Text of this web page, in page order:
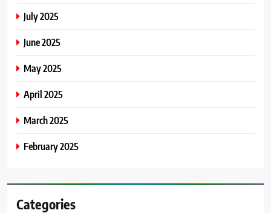
July 2025
June 2025
May 2025
April 2025
March 2025
February 2025
Categories